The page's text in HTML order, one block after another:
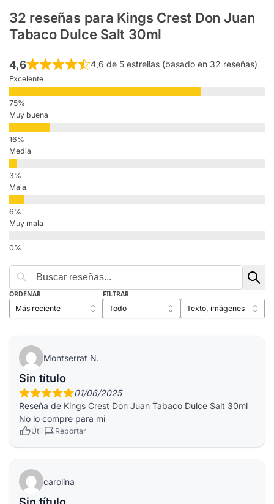
32 reseñas para Kings Crest Don Juan
Tabaco Dulce Salt 30ml
4,6 4,6 de 5 estrellas (basado en 32 reseñas)
Excelente
Muy buena
Media
Mala
Muy mala
ORDENAR FILTRAR
Montserrat N.
Sin título
01/06/2025
Reseña de Kings Crest Don Juan Tabaco Dulce Salt 30ml
No lo compre para mi
Útil Reportar
carolina